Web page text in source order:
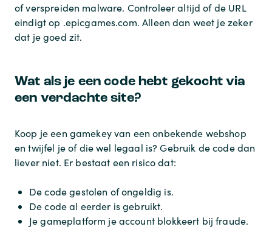
of verspreiden malware. Controleer altijd of de URL
eindigt op .epicgames.com. Alleen dan weet je zeker
dat je goed zit.
Wat als je een code hebt gekocht via
een verdachte site?
Koop je een gamekey van een onbekende webshop
en twijfel je of die wel legaal is? Gebruik de code dan
liever niet. Er bestaat een risico dat:
De code gestolen of ongeldig is.
De code al eerder is gebruikt.
Je gameplatform je account blokkeert bij fraude.